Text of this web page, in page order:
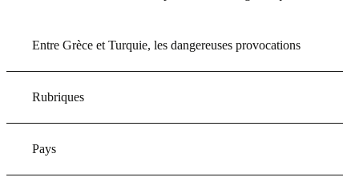
Entre Grèce et Turquie, les dangereuses provocations
Rubriques
Pays